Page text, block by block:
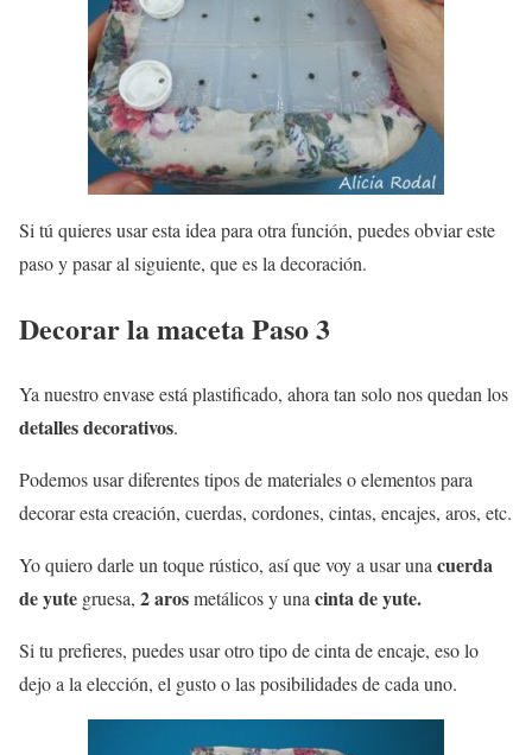
Si tú quieres usar esta idea para otra función, puedes obviar este
paso y pasar al siguiente, que es la decoración.
Decorar la maceta Paso 3
Ya nuestro envase está plastificado, ahora tan solo nos quedan los
detalles decorativos.
Podemos usar diferentes tipos de materiales o elementos para
decorar esta creación, cuerdas, cordones, cintas, encajes, aros, etc.
Yo quiero darle un toque rústico, así que voy a usar unacuerda
de yute gruesa, 2 arosmetálicos y unacinta de yute.
Si tu prefieres, puedes usar otro tipo de cinta de encaje, eso lo
dejo a la elección, el gusto o las posibilidades de cada uno.